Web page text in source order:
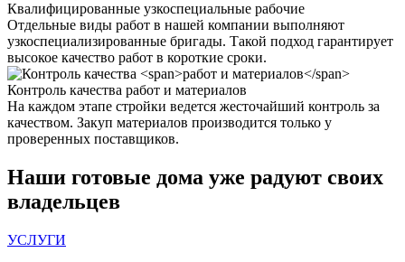
Квалифицированные узкоспециальные рабочие
Отдельные виды работ в нашей компании выполняют
узкоспециализированные бригады. Такой подход гарантирует
высокое качество работ в короткие сроки.
Контроль качества работ и материалов
На каждом этапе стройки ведется жесточайший контроль за
качеством. Закуп материалов производится только у
проверенных поставщиков.
Наши готовые дома уже радуют своих
владельцев
УСЛУГИ